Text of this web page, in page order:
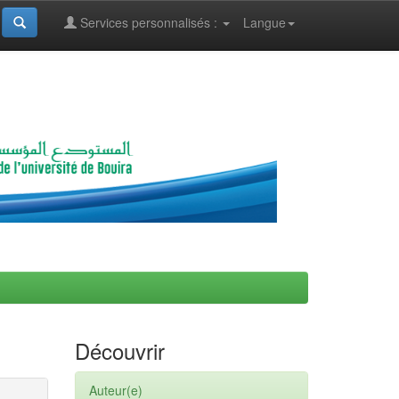
Langue
Services personnalisés :
Découvrir
Auteur(e)